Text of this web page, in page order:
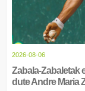
2026-08-06
Zabala-Zabaletak
dute Andre Maria